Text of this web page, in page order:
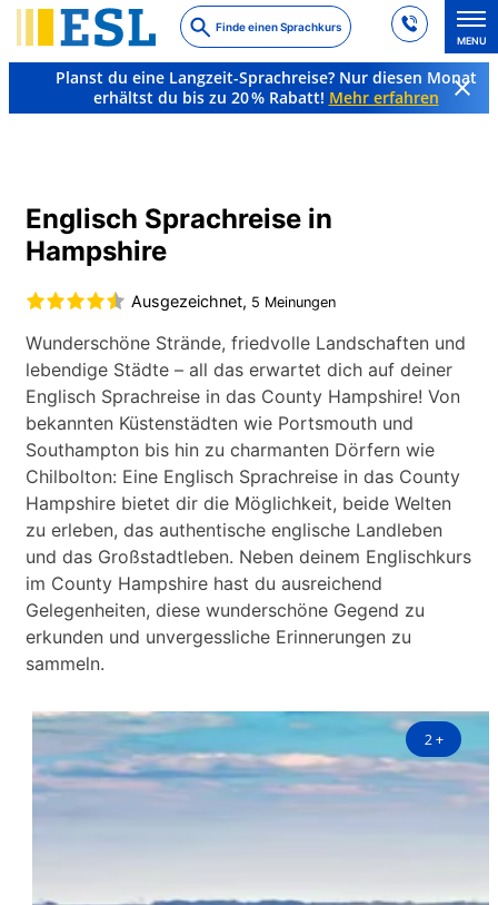
to
main
content
Finde einen Sprachkurs
MENU
Planst du eine Langzeit-Sprachreise? Nur diesen Monat
erhältst du bis zu 20 % Rabatt! Mehr erfahren
Englisch Sprachreise in
Hampshire
Ausgezeichnet, 5 Meinungen
Wunderschöne Strände, friedvolle Landschaften und
lebendige Städte – all das erwartet dich auf deiner
Englisch Sprachreise in das County Hampshire! Von
bekannten Küstenstädten wie Portsmouth und
Southampton bis hin zu charmanten Dörfern wie
Chilbolton: Eine Englisch Sprachreise in das County
Hampshire bietet dir die Möglichkeit, beide Welten
zu erleben, das authentische englische Landleben
und das Großstadtleben. Neben deinem Englischkurs
im County Hampshire hast du ausreichend
Gelegenheiten, diese wunderschöne Gegend zu
erkunden und unvergessliche Erinnerungen zu
sammeln.
2+